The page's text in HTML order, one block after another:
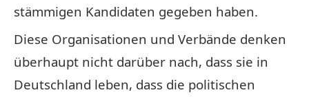
stämmigen Kandidaten gegeben haben.
Diese Organisationen und Verbände denken
überhaupt nicht darüber nach, dass sie in
Deutschland leben, dass die politischen